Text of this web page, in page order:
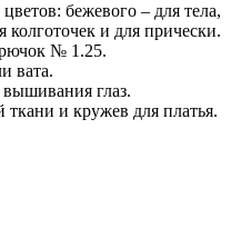
бежевого – для тела,
колготочек и для прически.
№ 1.25.
вата.
глаз.
и кружев для платья.